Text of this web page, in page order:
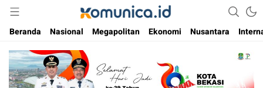
Komunica
Media Informasi Masa Kini
Beranda
Nasional Megapolitan Ekonomi Nusantara